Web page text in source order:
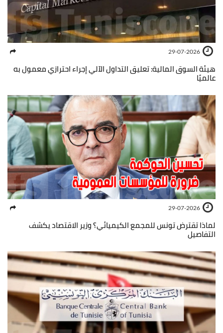
29-07-2026
هيئة السوق المالية: تعليق التداول الآلي إجراء احترازي معمول به
عالميًا
29-07-2026
لماذا تقترض تونس للمجمع الكيميائي؟ وزير الاقتصاد يكشف
التفاصيل